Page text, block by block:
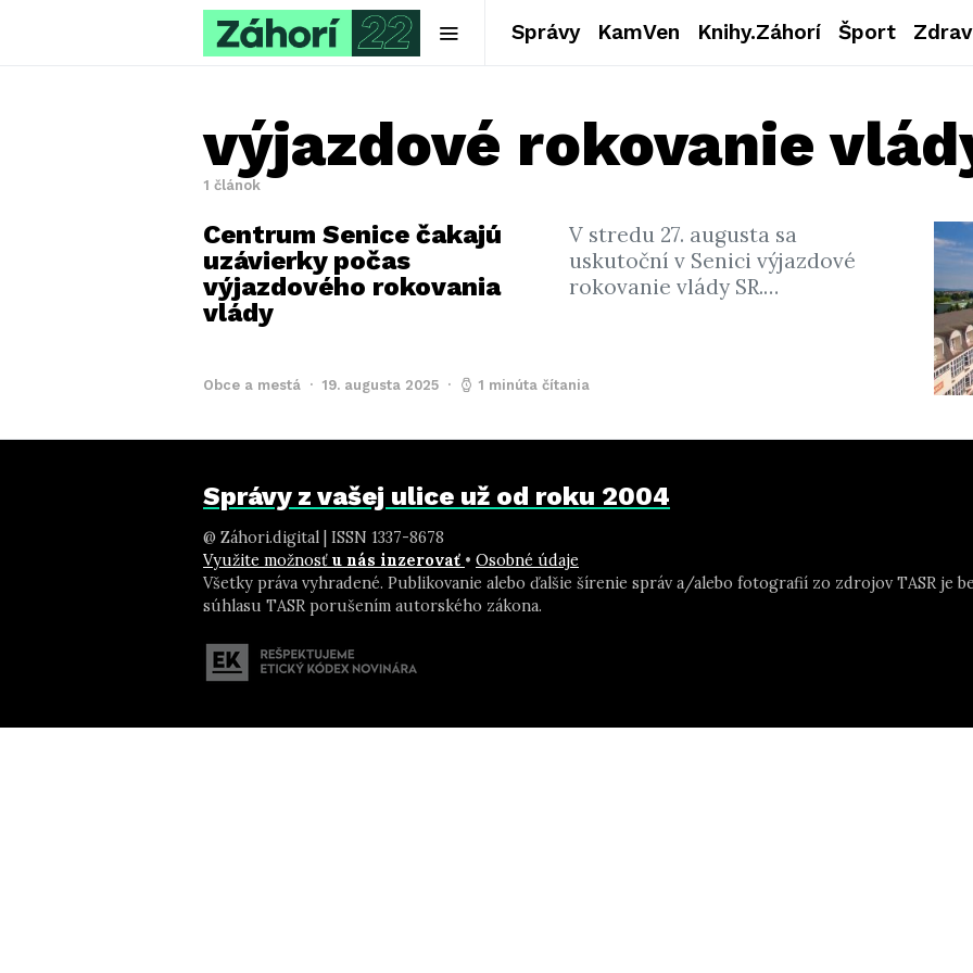
Správy KamVen Knihy.Záhorí Šport
výjazdové rokovanie
1 článok
Centrum Senice čakajú
uzávierky počas
výjazdového rokovania
vlády
V stredu 27. augusta sa
uskutoční v Senici výjazdové
rokovanie vlády SR.…
Obce a mestá 19. augusta 2025 1 minúta čítania
Správy z vašej ulice už od roku 2004
@ Záhori.digital | ISSN 1337-8678
Využite možnosť u nás inzerovať • Osobné údaje
Všetky práva vyhradené. Publikovanie alebo ďalšie šírenie správ a/alebo fotografií zo zdrojov TASR je
súhlasu TASR porušením autorského zákona.